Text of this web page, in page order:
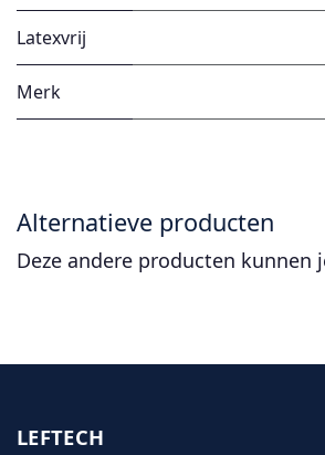
Latexvrij
Merk
Alternatieve producten
Deze andere producten kunnen
LEFTECH